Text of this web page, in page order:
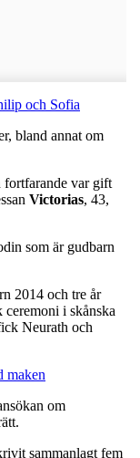
och Sofia
bland annat om
fortfarande var gift
Victorias, 43,
som är gudbarn
2014 och tre år
ceremoni i skånska
Neurath och
maken
om
sammanlagt fem